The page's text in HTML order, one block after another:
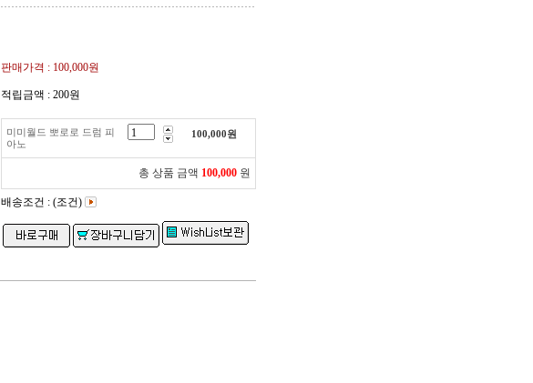
판매가격 : 100,000원
적립금액 : 200원
미미월드 뽀로로 드럼 피
아노
100,000원
총 상품 금액 100,000 원
배송조건 : (조건)